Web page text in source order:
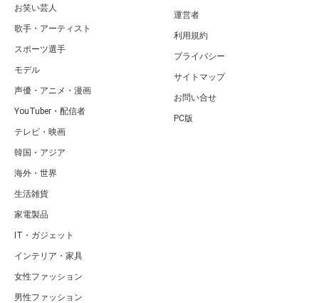
お笑い芸人
歌手・アーティスト
スポーツ選手
モデル
声優・アニメ・漫画
YouTuber・配信者
テレビ・映画
韓国・アジア
海外・世界
生活雑貨
家電製品
IT・ガジェット
インテリア・家具
女性ファッション
男性ファッション
運営者
利用規約
プライバシー
サイトマップ
お問い合せ
PC版